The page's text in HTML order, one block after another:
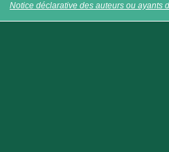
Notice déclarative des auteurs ou